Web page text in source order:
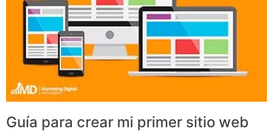
Guía para crear mi primer sitio web